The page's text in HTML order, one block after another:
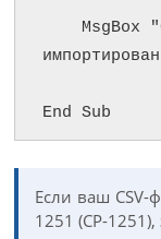
End Sub
Если ваш CSV-
1251 (CP-